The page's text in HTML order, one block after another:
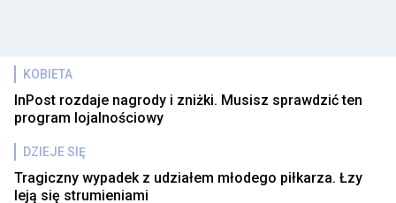
KOBIETA
InPost rozdaje nagrody i zniżki. Musisz sprawdzić ten
program lojalnościowy
DZIEJE SIĘ
Tragiczny wypadek z udziałem młodego piłkarza. Łzy
leją się strumieniami